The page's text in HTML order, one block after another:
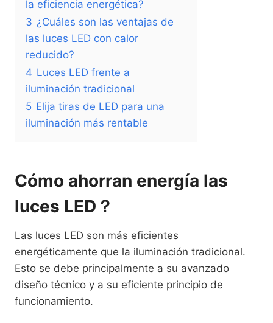
la eficiencia energética?
3 ¿Cuáles son las ventajas de
las luces LED con calor
reducido?
4 Luces LED frente a
iluminación tradicional
5 Elija tiras de LED para una
iluminación más rentable
Cómo ahorran energía las
luces LED？
Las luces LED son más eficientes
energéticamente que la iluminación tradicional.
Esto se debe principalmente a su avanzado
diseño técnico y a su eficiente principio de
funcionamiento.